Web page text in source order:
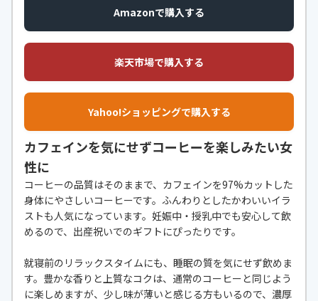
Amazonで購入する
楽天市場で購入する
Yahoo!ショッピングで購入する
カフェインを気にせずコーヒーを楽しみたい女
性に
コーヒーの品質はそのままで、カフェインを97%カットした
身体にやさしいコーヒーです。ふんわりとしたかわいいイラ
ストも人気になっています。妊娠中・授乳中でも安心して飲
めるので、出産祝いでのギフトにぴったりです。
就寝前のリラックスタイムにも、睡眠の質を気にせず飲めま
す。豊かな香りと上質なコクは、通常のコーヒーと同じよう
に楽しめますが、少し味が薄いと感じる方もいるので、濃厚